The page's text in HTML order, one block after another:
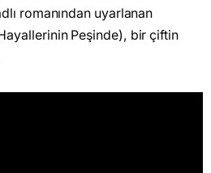
romanından uyarlanan
Peşinde), bir çiftin